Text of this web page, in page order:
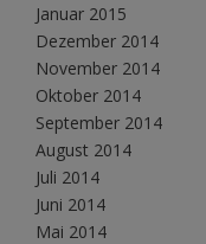
Januar 2015
Dezember 2014
November 2014
Oktober 2014
September 2014
August 2014
Juli 2014
Juni 2014
Mai 2014